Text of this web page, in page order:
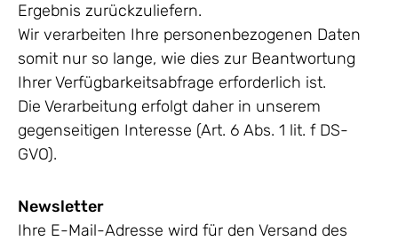
Ergebnis zurückzuliefern.
Wir verarbeiten Ihre personenbezogenen Daten
somit nur so lange, wie dies zur Beantwortung
Ihrer Verfügbarkeitsabfrage erforderlich ist.
Die Verarbeitung erfolgt daher in unserem
gegenseitigen Interesse (Art. 6 Abs. 1 lit. f DS-
GVO).
Newsletter
Ihre E-Mail-Adresse wird für den Versand des